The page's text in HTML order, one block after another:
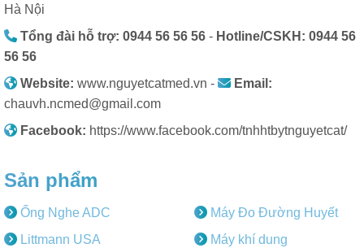
Hà Nội
Tổng đài hỗ trợ: 0944 56 56 56 - Hotline/CSKH: 0944 56
56 56
Website: www.nguyetcatmed.vn -
Email:
chauvh.ncmed@gmail.com
Facebook: https://www.facebook.com/tnhhtbytnguyetcat/
Sản phẩm
Ống Nghe ADC
Littmann USA
Máy Đo Đường Huyết
Máy khí dung